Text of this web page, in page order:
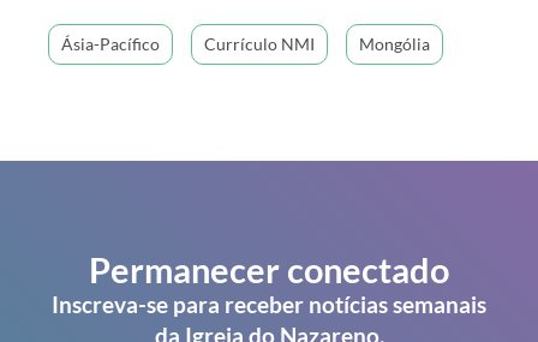
Ásia-Pacífico Currículo NMI Mongólia
Permanecer conectado
Inscreva-se para receber notícias semanais
da Igreja do Nazareno.